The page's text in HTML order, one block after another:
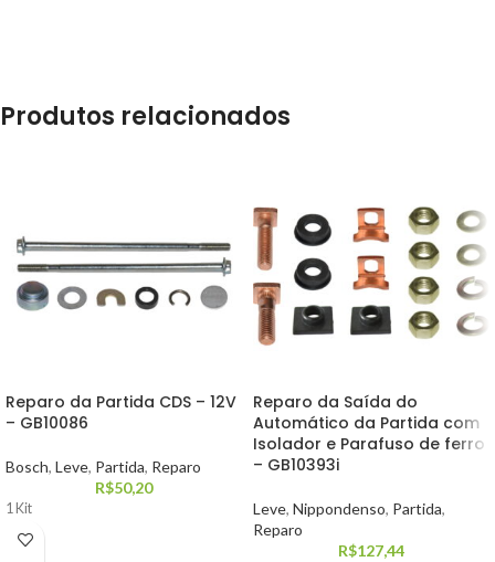
Produtos relacionados
Reparo da Partida CDS – 12V
– GB10086
Bosch, Leve, Partida, Reparo
R$50,20
1 Kit
Reparo da Saída do
Automático da Partida com
Isolador e Parafuso de ferro
– GB10393i
Leve, Nippondenso, Partida,
Reparo
R$127,44